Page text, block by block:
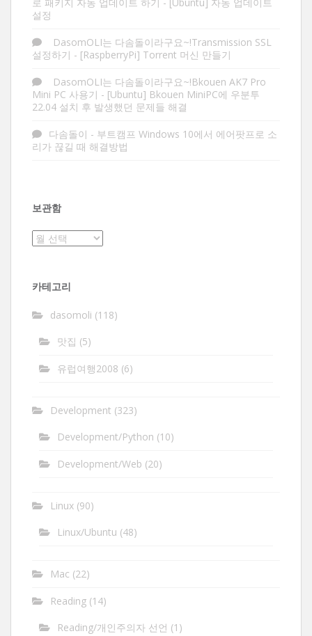
설정
DasomOLI는 다솜돌이라구요~!Transmission SSL
설정하기 - [RaspberryPi] Torrent 머신 만들기
DasomOLI는 다솜돌이라구요~!Bkouen AK7 Pro
Mini PC 사용기 - [Ubuntu] Bkouen MiniPC에 우분투
22.04 설치 후 발생했던 문제들 해결
다솜돌이 - 부트캠프 Windows 10에서 에어팟프로 소
리가 끊길 때 해결방법
보관함
보
카테고리
dasomoli (118)
맛집 (5)
유럽여행2008 (6)
Development (323)
Development/Python (10)
Development/Web (20)
Linux (90)
Linux/Ubuntu (48)
Mac (22)
Reading (14)
Reading/개인주의자 선언 (1)